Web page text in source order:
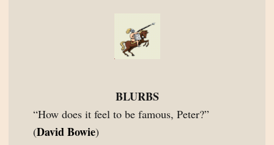
BLURBS
“How does it feel to be famous, Peter?”
(David Bowie)